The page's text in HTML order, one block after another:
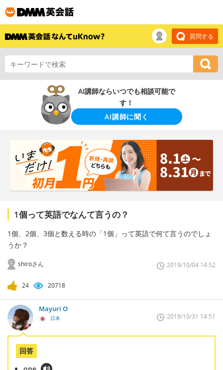
質問する
AI講師ならいつでも相談可能で
す！
AI講師に聞く
1個って英語でなんて言うの？
1個、2個、3個と数える時の「1個」って英語で何て言うのでしょ
うか？
shiroさん 2019/10/04 14:52
24 20718
Mayuri O
日本 2019/10/31 14:51
回答